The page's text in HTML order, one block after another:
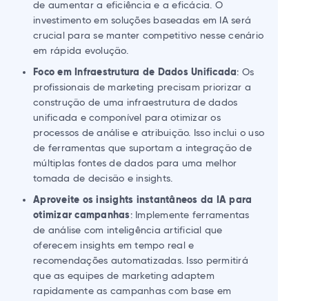
de aumentar a eficiência e a eficácia. O
investimento em soluções baseadas em IA será
crucial para se manter competitivo nesse cenário
em rápida evolução.
Foco em Infraestrutura de Dados Unificada: Os
profissionais de marketing precisam priorizar a
construção de uma infraestrutura de dados
unificada e componível para otimizar os
processos de análise e atribuição. Isso inclui o uso
de ferramentas que suportam a integração de
múltiplas fontes de dados para uma melhor
tomada de decisão e insights.
Aproveite os insights instantâneos da IA ​​para
otimizar campanhas: Implemente ferramentas
de análise com inteligência artificial que
oferecem insights em tempo real e
recomendações automatizadas. Isso permitirá
que as equipes de marketing adaptem
rapidamente as campanhas com base em